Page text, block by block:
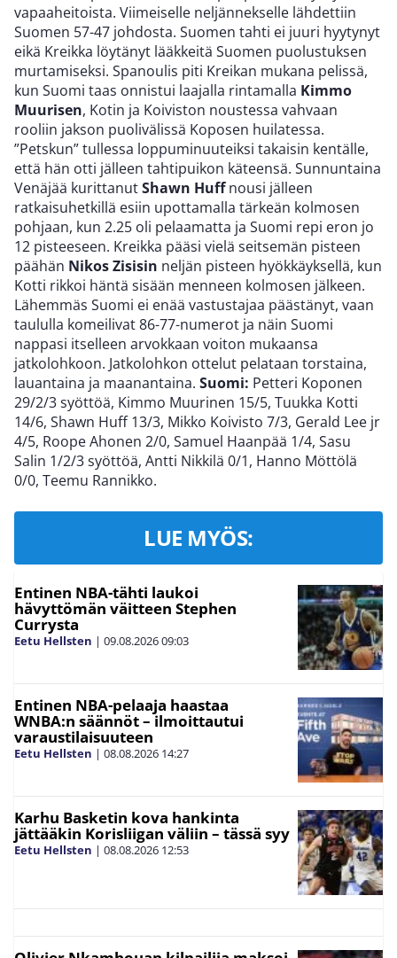
vapaaheitoista. Viimeiselle neljännekselle lähdettiin
Suomen 57-47 johdosta. Suomen tahti ei juuri hyytynyt
eikä Kreikka löytänyt lääkkeitä Suomen puolustuksen
murtamiseksi. Spanoulis piti Kreikan mukana pelissä,
kun Suomi taas onnistui laajalla rintamalla Kimmo
Muurisen, Kotin ja Koiviston noustessa vahvaan
rooliin jakson puolivälissä Koposen huilatessa.
”Petskun” tullessa loppuminuuteiksi takaisin kentälle,
että hän otti jälleen tahtipuikon käteensä. Sunnuntaina
Venäjää kurittanutShawn Huffnousi jälleen
ratkaisuhetkillä esiin upottamalla tärkeän kolmosen
pohjaan, kun 2.25 oli pelaamatta ja Suomi repi eron jo
12 pisteeseen. Kreikka pääsi vielä seitsemän pisteen
päähän Nikos Zisisin neljän pisteen hyökkäyksellä, kun
Kotti rikkoi häntä sisään menneen kolmosen jälkeen.
Lähemmäs Suomi ei enää vastustajaa päästänyt, vaan
taululla komeilivat 86-77-numerot ja näin Suomi
nappasi itselleen arvokkaan voiton mukaansa
jatkolohkoon. Jatkolohkon ottelut pelataan torstaina,
lauantaina ja maanantaina. Suomi: Petteri Koponen
29/2/3 syöttöä, Kimmo Muurinen 15/5, Tuukka Kotti
14/6, Shawn Huff 13/3, Mikko Koivisto 7/3, Gerald Lee jr
4/5, Roope Ahonen 2/0, Samuel Haanpää 1/4, Sasu
Salin 1/2/3 syöttöä, Antti Nikkilä 0/1, Hanno Möttölä
0/0, Teemu Rannikko.
LUE MYÖS:
Entinen NBA-tähti laukoi
hävyttömän väitteen Stephen
Currysta
Eetu Hellsten | 09.08.202609:03
Entinen NBA-pelaaja haastaa
WNBA:n säännöt – ilmoittautui
varaustilaisuuteen
Eetu Hellsten | 08.08.2026 14:27
Karhu Basketin kova hankinta
jättääkin Korisliigan väliin – tässä syy
Eetu Hellsten | 08.08.2026 12:53